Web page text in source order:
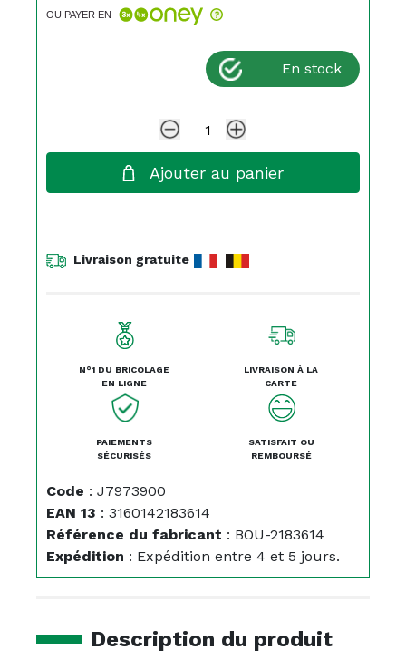
OU PAYER EN
En stock
Ajouter au panier
Livraison gratuite
N°1 DU BRICOLAGE
EN LIGNE
LIVRAISON À LA
CARTE
PAIEMENTS
SÉCURISÉS
SATISFAIT OU
REMBOURSÉ
Code : J7973900
EAN 13 : 3160142183614
Référence du fabricant : BOU-2183614
Expédition : Expédition entre 4 et 5 jours.
Description du produit